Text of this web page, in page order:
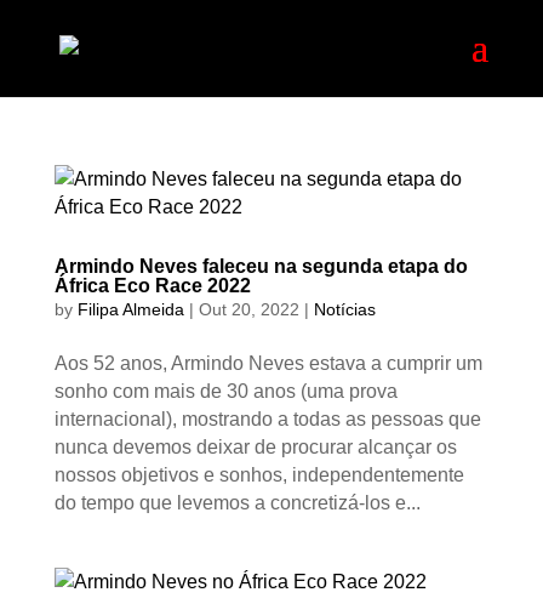
Armindo Neves faleceu na segunda etapa do
África Eco Race 2022
by Filipa Almeida | Out 20, 2022 | Notícias
Aos 52 anos, Armindo Neves estava a cumprir um
sonho com mais de 30 anos (uma prova
internacional), mostrando a todas as pessoas que
nunca devemos deixar de procurar alcançar os
nossos objetivos e sonhos, independentemente
do tempo que levemos a concretizá-los e...